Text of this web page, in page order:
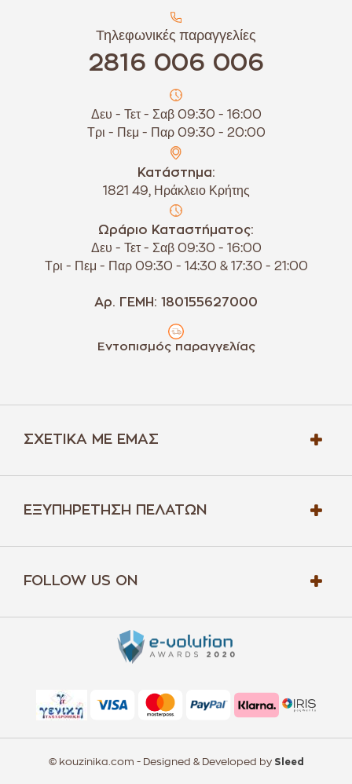
Τηλεφωνικές παραγγελίες
2816 006 006
Δευ - Τετ - Σαβ 09:30 - 16:00
Τρι - Πεμ - Παρ 09:30 - 20:00
Κατάστημα:
1821 49, Ηράκλειο Κρήτης
Ωράριο Καταστήματος:
Δευ - Τετ - Σαβ 09:30 - 16:00
Τρι - Πεμ - Παρ 09:30 - 14:30 & 17:30 - 21:00
Αρ. ΓΕΜΗ: 180155627000
Εντοπισμός παραγγελίας
ΣΧΕΤΙΚΆ ΜΕ ΕΜΆΣ
ΕΞΥΠΗΡΈΤΗΣΗ ΠΕΛΑΤΏΝ
© kouzinika.com - Designed & Developed by Sleed
FOLLOW US ON